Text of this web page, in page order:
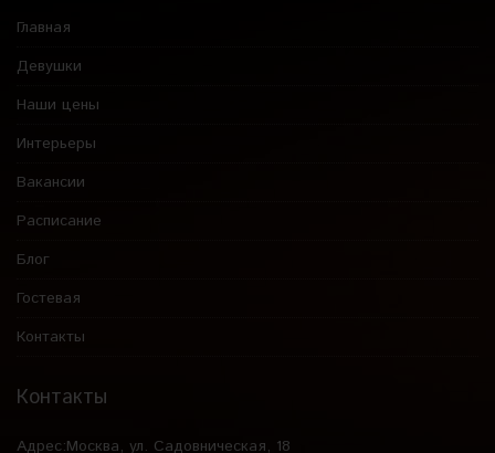
Главная
Девушки
Наши цены
Интерьеры
Вакансии
Расписание
Блог
Гостевая
Контакты
Контакты
Адрес:Москва, ул. Садовническая, 18